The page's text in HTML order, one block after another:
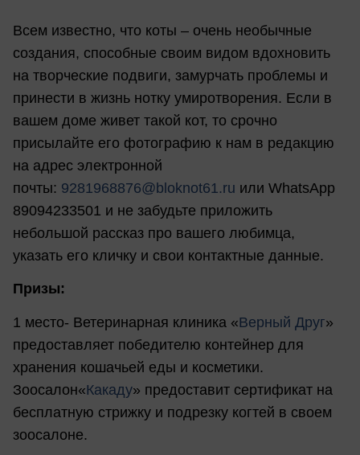
Всем известно, что коты – очень необычные
создания, способные своим видом вдохновить
на творческие подвиги, замурчать проблемы и
принести в жизнь нотку умиротворения. Если в
вашем доме живет такой кот, то срочно
присылайте его фотографию к нам в редакцию
на адрес электронной
почты: 9281968876@bloknot61.ru или WhatsApp
89094233501 и не забудьте приложить
небольшой рассказ про вашего любимца,
указать его кличку и свои контактные данные.
Призы:
1 место- Ветеринарная клиника «Верный Друг»
предоставляет победителю контейнер для
хранения кошачьей еды и косметики.
Зоосалон«Какаду» предоставит сертификат на
бесплатную стрижку и подрезку когтей в своем
зоосалоне.